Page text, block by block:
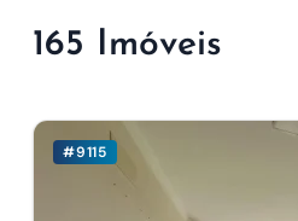
165 Imóveis
#9115